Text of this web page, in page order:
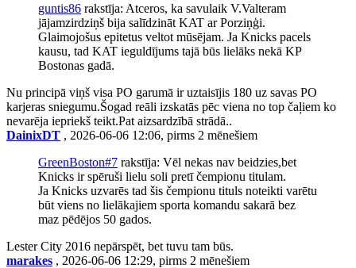
guntis86 rakstīja: Atceros, ka savulaik V.Valteram
jājamzirdziņš bija salīdzināt KAT ar Porziņģi.
Glaimojošus epitetus veltot mūsējam. Ja Knicks pacels
kausu, tad KAT ieguldījums tajā būs lielāks nekā KP
Bostonas gadā.
Nu principā viņš visa PO garumā ir uztaisījis 180 uz savas PO
karjeras sniegumu.Šogad reāli izskatās pēc viena no top čaļiem ko
nevarēja iepriekš teikt.Pat aizsardzībā strādā..
DainixDT , 2026-06-06 12:06, pirms 2 mēnešiem
GreenBoston#7 rakstīja: Vēl nekas nav beidzies,bet
Knicks ir spēruši lielu soli pretī čempionu titulam.
Ja Knicks uzvarēs tad šis čempionu tituls noteikti varētu
būt viens no lielākajiem sporta komandu sakarā bez
maz pēdējos 50 gados.
Lester City 2016 nepārspēt, bet tuvu tam būs.
marakes , 2026-06-06 12:29, pirms 2 mēnešiem